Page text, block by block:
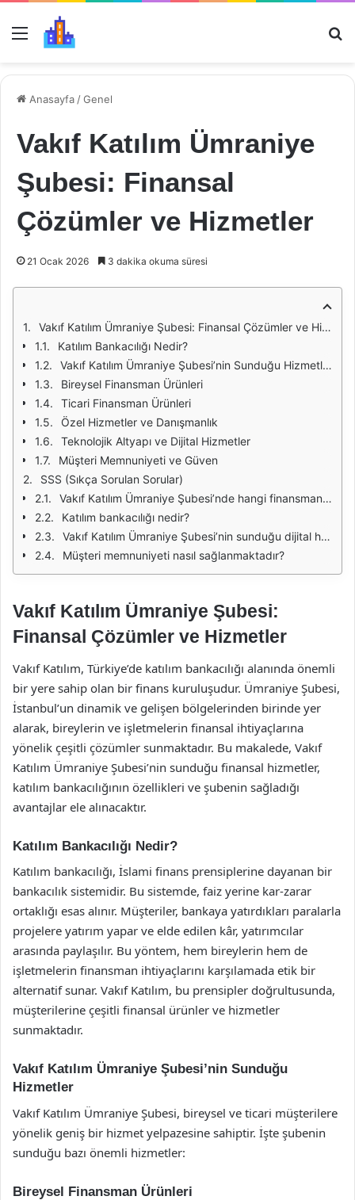
Menü
Anasayfa /Genel
Vakıf Katılım Ümraniye
Şubesi: Finansal
Çözümler ve Hizmetler
21 Ocak 2026 3 dakika okuma süresi
Vakıf Katılım Ümraniye Şubesi: Finansal Çözümler ve Hizmetler
Katılım Bankacılığı Nedir?
Vakıf Katılım Ümraniye Şubesi’nin Sunduğu Hizmetler
Bireysel Finansman Ürünleri
Ticari Finansman Ürünleri
Özel Hizmetler ve Danışmanlık
Teknolojik Altyapı ve Dijital Hizmetler
Müşteri Memnuniyeti ve Güven
SSS (Sıkça Sorulan Sorular)
Vakıf Katılım Ümraniye Şubesi’nde hangi finansman ürünleri bulunmaktadır?
Katılım bankacılığı nedir?
Vakıf Katılım Ümraniye Şubesi’nin sunduğu dijital hizmetler nelerdir?
Müşteri memnuniyeti nasıl sağlanmaktadır?
Vakıf Katılım Ümraniye Şubesi:
Finansal Çözümler ve Hizmetler
Vakıf Katılım, Türkiye’de katılım bankacılığı alanında önemli
bir yere sahip olan bir finans kuruluşudur. Ümraniye Şubesi,
İstanbul’un dinamik ve gelişen bölgelerinden birinde yer
alarak, bireylerin ve işletmelerin finansal ihtiyaçlarına
yönelik çeşitli çözümler sunmaktadır. Bu makalede, Vakıf
Katılım Ümraniye Şubesi’nin sunduğu finansal hizmetler,
katılım bankacılığının özellikleri ve şubenin sağladığı
avantajlar ele alınacaktır.
Katılım Bankacılığı Nedir?
Katılım bankacılığı, İslami finans prensiplerine dayanan bir
bankacılık sistemidir. Bu sistemde, faiz yerine kar-zarar
ortaklığı esas alınır. Müşteriler, bankaya yatırdıkları paralarla
projelere yatırım yapar ve elde edilen kâr, yatırımcılar
arasında paylaşılır. Bu yöntem, hem bireylerin hem de
işletmelerin finansman ihtiyaçlarını karşılamada etik bir
alternatif sunar. Vakıf Katılım, bu prensipler doğrultusunda,
müşterilerine çeşitli finansal ürünler ve hizmetler
sunmaktadır.
Vakıf Katılım Ümraniye Şubesi’nin Sunduğu
Hizmetler
Vakıf Katılım Ümraniye Şubesi, bireysel ve ticari müşterilere
yönelik geniş bir hizmet yelpazesine sahiptir. İşte şubenin
sunduğu bazı önemli hizmetler:
Bireysel Finansman Ürünleri